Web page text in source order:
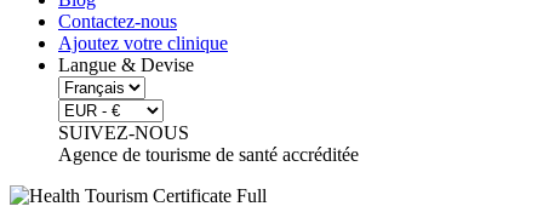
Contactez-nous
Ajoutez votre clinique
Langue & Devise
SUIVEZ-NOUS
Agence de tourisme de santé accréditée